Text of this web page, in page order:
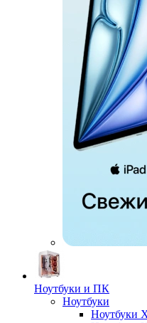
Ноутбуки и ПК
Ноутбуки
Ноутбуки